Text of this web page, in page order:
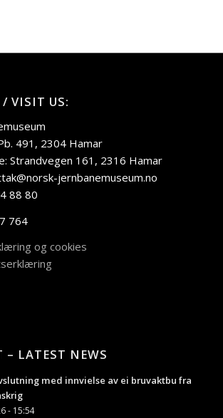
/ VISIT US:
491, 2304 Hamar
Strandvegen 161, 2316 Hamar
jernbanemuseum.no
88 80
764
og cookies
– LATEST NEWS
med innvielse av ei bruvaktbu fra
- 15:54